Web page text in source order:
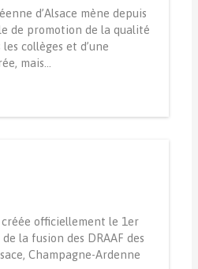
d’Alsace mène depuis
de promotion de la qualité
collèges et d’une
mais…
créée officiellement le 1er
la fusion des DRAAF des
Champagne-Ardenne